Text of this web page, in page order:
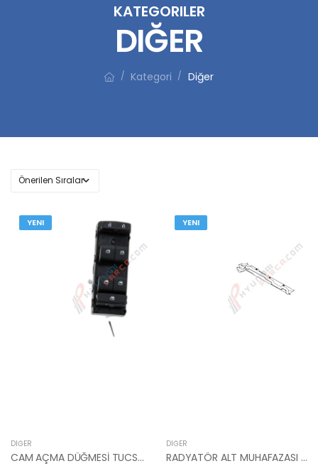
KATEGORILER
DIĞER
/ Kategori / Diğer
YENI
DIĞER
CAM AÇMA DÜĞMESİ TUCSON 2021- 93571-N74004X-MOBIS
YENI
DIĞER
RADYATÖR ALT MUHAFAZASI SANTAFE 2012- 29150-2W000-MOBIS